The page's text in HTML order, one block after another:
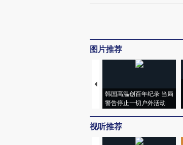
图片推荐
韩国高温创百年纪录 当局
警告停止一切户外活动
视听推荐